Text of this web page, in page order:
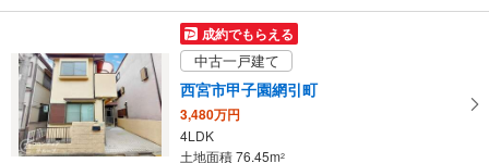
成約でもらえる
中古一戸建て
西宮市甲子園網引町
3,480万円
4LDK
土地面積 76.45m2